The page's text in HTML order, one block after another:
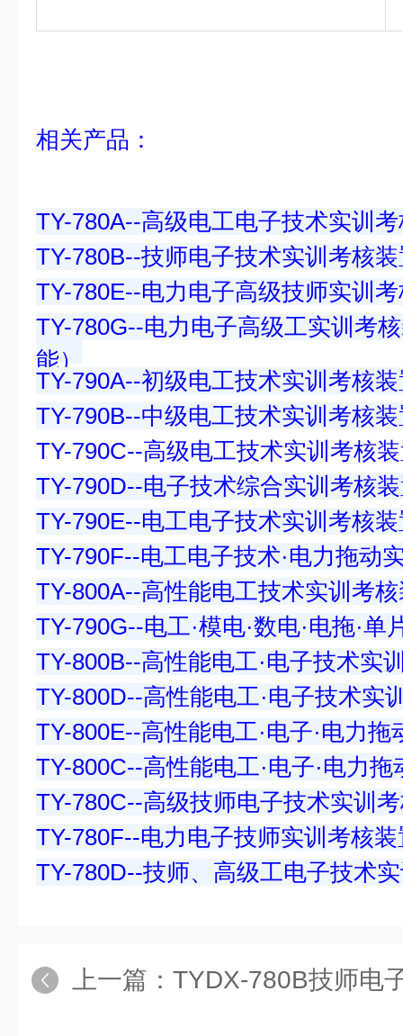
相关产品：
TY-780A--高级电工电子技术实训
TY-780B--技师电子技术实训考核
TY-780E--电力电子高级技师实训
TY-780G--电力电子高级工实训考
能）
TY-790A--初级电工技术实训考核
TY-790B--中级电工技术实训考核
TY-790C--高级电工技术实训考核
TY-790D--电子技术综合实训考核
TY-790E--电工电子技术实训考核
TY-790F--电工电子技术·电力拖动
TY-800A--高性能电工技术实训考
TY-790G--电工·模电·数电·电拖·单
TY-800B--高性能电工·电子技术实
TY-800D--高性能电工·电子技术实
TY-800E--高性能电工·电子·电力
TY-800C--高性能电工·电子·电力
TY-780C--高级技师电子技术实训
TY-780F--电力电子技师实训考核装
TY-780D--技师、高级工电子技术
上一篇： TYDX-780B技师电子技术实训考核